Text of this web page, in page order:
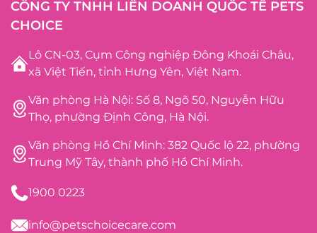
CÔNG TY TNHH LIÊN DOANH QUỐC TẾ PETS
CHOICE
Lô CN-03, Cụm Công nghiệp Đông Khoái Châu,
xã Việt Tiến, tỉnh Hưng Yên, Việt Nam.
Văn phòng Hà Nội: Số 8, Ngõ 50, Nguyễn Hữu
Thọ, phường Định Công, Hà Nội.
Văn phòng Hồ Chí Minh: 382 Quốc lộ 22, phường
Trung Mỹ Tây, thành phố Hồ Chí Minh.
1900 0223
info@petschoicecare.com